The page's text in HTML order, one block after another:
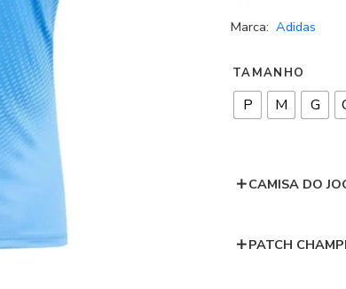
Marca: Adidas
TAMANHO
P M G
CAMISA DO
PATCH